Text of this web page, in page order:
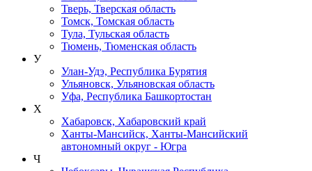
Тверь, Тверская область
Томск, Томская область
Тула, Тульская область
Тюмень, Тюменская область
У
Улан-Удэ, Республика Бурятия
Ульяновск, Ульяновская область
Уфа, Республика Башкортостан
Х
Хабаровск, Хабаровский край
Ханты-Мансийск, Ханты-Мансийский
автономный округ - Югра
Ч